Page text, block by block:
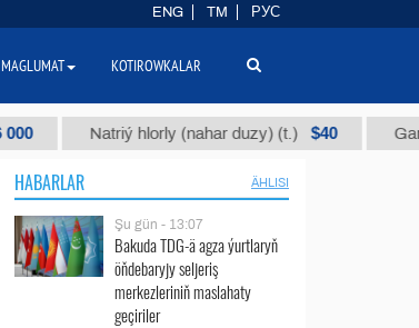
Natriý hlorly (nahar duzy) (t.) $40 Garyşyk
HABARLAR ÄHLISI
Şu gün - 13:07
Bakuda TDG-ä agza ýurtlaryň
öňdebaryjy seljeriş
merkezleriniň maslahaty
geçiriler
ENG TM РУС
MAGLUMAT KOTIROWKALAR